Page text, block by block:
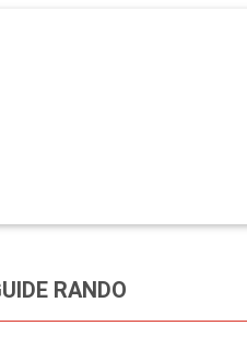
RANDO